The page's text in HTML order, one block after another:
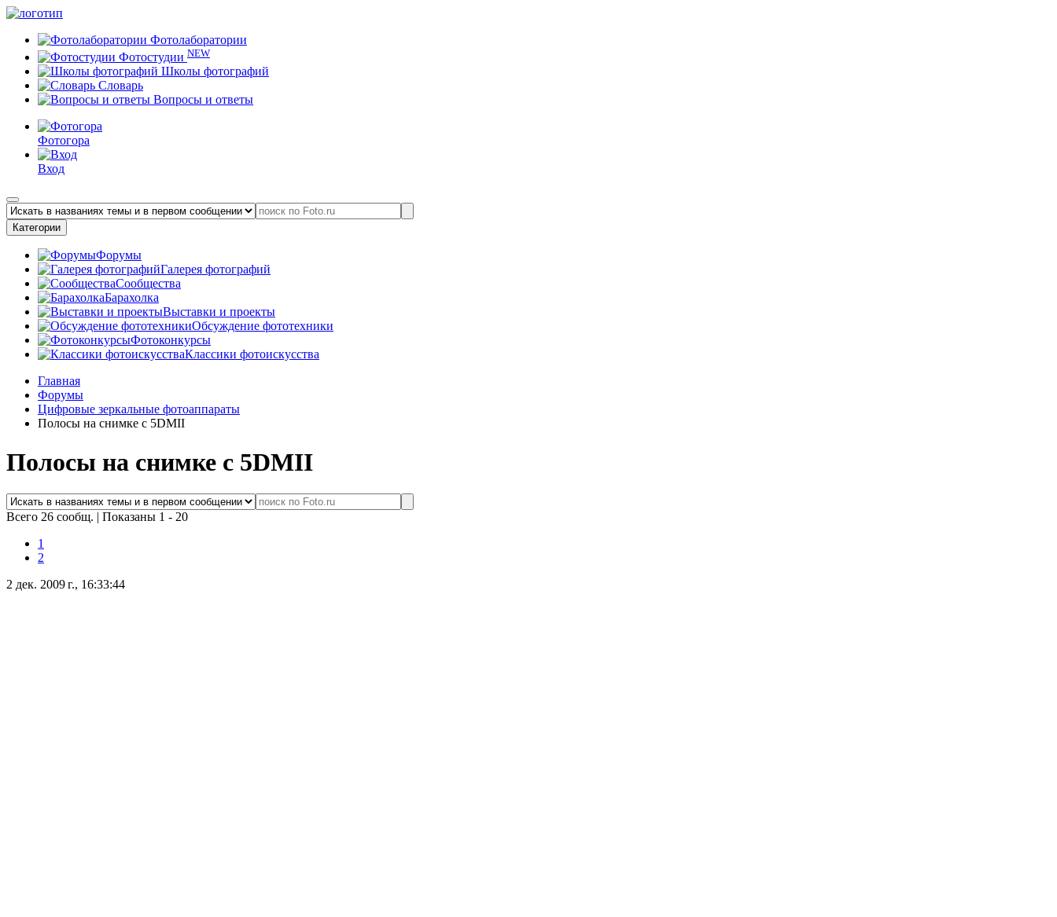
Фотолаборатории
Фотостудии NEW
Школы фотографий
Словарь
Вопросы и ответы
Фотогора
Вход
Категории
Форумы
Галерея фотографий
Сообщества
Барахолка
Выставки и проекты
Обсуждение фототехники
Фотоконкурсы
Классики фотоискусства
Главная
Форумы
Цифровые зеркальные фотоаппараты
Полосы на снимке с 5DMII
Полосы на снимке с 5DMII
Всего 26 сообщ. | Показаны 1 - 20
1
2
2 дек. 2009 г., 16:33:44